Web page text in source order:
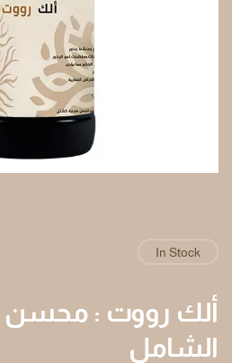
In Stock
ألك رووت : محسن
الشامل